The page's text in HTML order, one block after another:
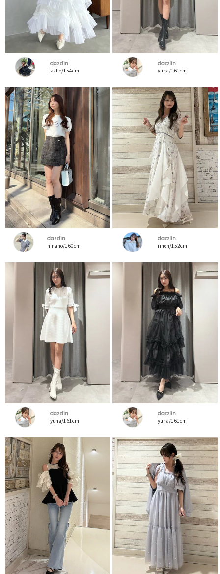
dazzlin
kaho/154cm
dazzlin
yuna/161cm
dazzlin
hinano/160cm
dazzlin
rinon/152cm
dazzlin
yuna/161cm
dazzlin
yuna/161cm